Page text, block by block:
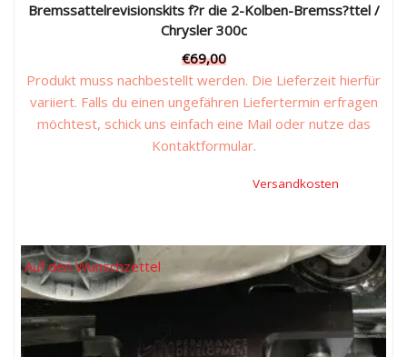
Bremssattelrevisionskits f?r die 2-Kolben-Bremss?ttel /
Chrysler 300c
€69,00
Produkt muss nachbestellt werden. Die Lieferzeit hierfür
variiert. Falls du einen ungefähren Liefertermin erfragen
möchtest, schick uns einfach eine Mail oder nutze das
Kontaktformular.
Versandkosten
Auf den Wunschzettel